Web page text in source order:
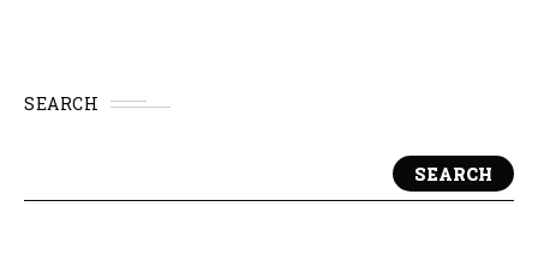
SEARCH
SEARCH